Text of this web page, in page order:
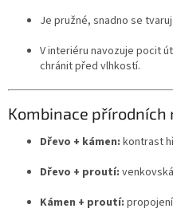
Je pružné, snadno se
V interiéru navozuje pocit
chránit před vlhkostí.
Kombinace přírodních
Dřevo + kámen: kontrast
Dřevo + proutí:
Kámen + proutí: